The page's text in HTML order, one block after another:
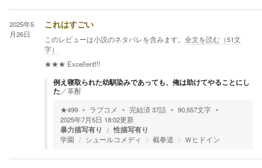
2025年5
月26日
これはすごい
このレビューは小説のネタバレを含みます。 全文を読む（51文
字）
★★★ Excellent!!!
例え寝取られた幼馴染みであっても、俺は助けてやることにし
た ／革酎
★499 ラブコメ 完結済37話 90,557文字
2025年7月5日 18:02更新
暴力描写有り 性描写有り
学園 シュールコメディ 截拳道 Ｗヒドイン